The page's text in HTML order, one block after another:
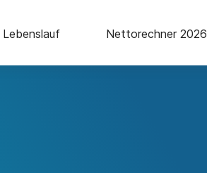
Lebenslauf Nettorechner 2026